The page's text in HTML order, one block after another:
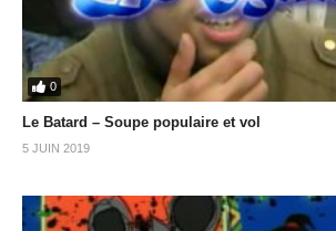
0
Le Batard – Soupe populaire et vol
5 JUIN 2019